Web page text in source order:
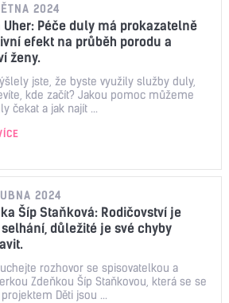
2024
Uher: Péče duly má prokazatelně
efekt na průběh porodu a
ženy.
jste, že byste využily služby duly,
kde začít? Jakou pomoc můžeme
čekat a jak najít ...
2024
Šíp Staňková: Rodičovství je
důležité je své chyby
rozhovor se spisovatelkou a
Zdeňkou Šíp Staňkovou, která se se
Děti jsou ...